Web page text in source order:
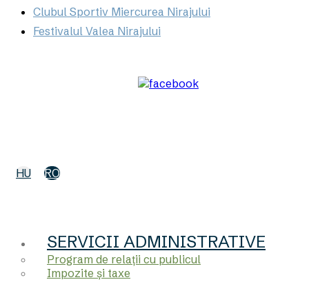
Clubul Sportiv Miercurea Nirajului
Festivalul Valea Nirajului
facebook
Menu
HU RO
SERVICII ADMINISTRATIVE
Program de relații cu publicul
Impozite și taxe